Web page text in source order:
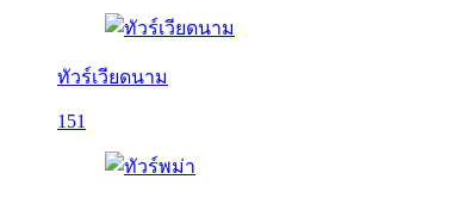
ทัวร์เวียดนาม
151